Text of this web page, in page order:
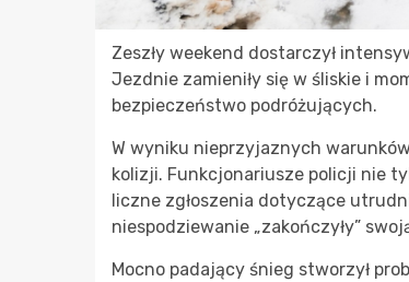
Zeszły weekend dostarczył
Jezdnie zamieniły się w śliskie i
bezpieczeństwo podróżujących.
W wyniku nieprzyjaznych
kolizji. Funkcjonariusze policji nie
liczne zgłoszenia dotyczące
niespodziewanie „zakończyły”
Mocno padający śnieg stworzył